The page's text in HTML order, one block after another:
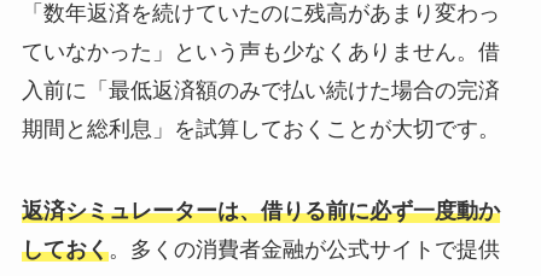
「数年返済を続けていたのに残高があまり変わっ
ていなかった」という声も少なくありません。借
入前に「最低返済額のみで払い続けた場合の完済
期間と総利息」を試算しておくことが大切です。
返済シミュレーターは、借りる前に必ず一度動か
しておく。多くの消費者金融が公式サイトで提供